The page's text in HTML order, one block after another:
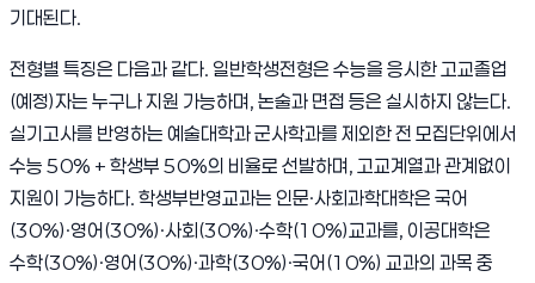
기대된다.
전형별 특징은 다음과 같다. 일반학생전형은 수능을 응시한 고교졸업
(예정)자는 누구나 지원 가능하며, 논술과 면접 등은 실시하지 않는다.
실기고사를 반영하는 예술대학과 군사학과를 제외한 전 모집단위에서
수능 50% + 학생부 50%의 비율로 선발하며, 고교계열과 관계없이
지원이 가능하다. 학생부반영교과는 인문·사회과학대학은 국어
(30%)·영어(30%)·사회(30%)·수학(10%)교과를, 이공대학은
수학(30%)·영어(30%)·과학(30%)·국어(10%) 교과의 과목 중